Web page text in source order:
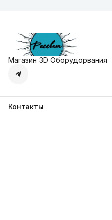
Магазин 3D Оборудорвания
Контакты